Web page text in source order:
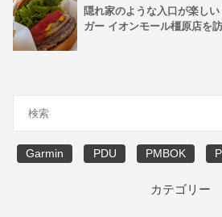
隠れ家のような入口が楽し
ガー イオンモール橿原店を
Garmin PDU PMBOK
カテゴリー